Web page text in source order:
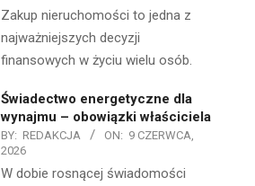
Zakup nieruchomości to jedna z
najważniejszych decyzji
finansowych w życiu wielu osób.
Świadectwo energetyczne dla
wynajmu – obowiązki właściciela
BY: REDAKCJA ON: 9 CZERWCA,
2026
W dobie rosnącej świadomości